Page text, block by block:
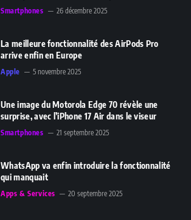
Smartphones 26 décembre 2025
La meilleure fonctionnalité des AirPods Pro
arrive enfin en Europe
Apple 5 novembre 2025
Une image du Motorola Edge 70 révèle une
surprise, avec l’iPhone 17 Air dans le viseur
Smartphones 21 septembre 2025
WhatsApp va enfin introduire la fonctionnalité
qui manquait
Apps & Services 20 septembre 2025